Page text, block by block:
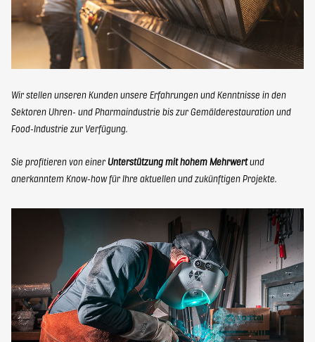
Wir stellen unseren Kunden unsere Erfahrungen und Kenntnisse in den
Sektoren Uhren- und Pharmaindustrie bis zur Gemälderestauration und
Food-Industrie zur Verfügung.
Sie profitieren von einerUnterstützung mit hohem Mehrwertund
anerkanntem Know-how für Ihre aktuellen und zukünftigen Projekte.